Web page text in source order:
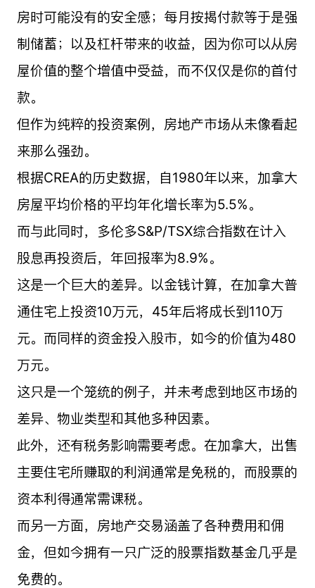
房时可能没有的安全感；每月按揭付款等于是强
制储蓄；以及杠杆带来的收益，因为你可以从房
屋价值的整个增值中受益，而不仅仅是你的首付
款。
但作为纯粹的投资案例，房地产市场从未像看起
来那么强劲。
根据CREA的历史数据，自1980年以来，加拿大
房屋平均价格的平均年化增长率为5.5%。
而与此同时，多伦多S&P/TSX综合指数在计入
股息再投资后，年回报率为8.9%。
这是一个巨大的差异。以金钱计算，在加拿大普
通住宅上投资10万元，45年后将成长到110万
元。而同样的资金投入股市，如今的价值为480
万元。
这只是一个笼统的例子，并未考虑到地区市场的
差异、物业类型和其他多种因素。
此外，还有税务影响需要考虑。在加拿大，出售
主要住宅所赚取的利润通常是免税的，而股票的
资本利得通常需课税。
而另一方面，房地产交易涵盖了各种费用和佣
金，但如今拥有一只广泛的股票指数基金几乎是
免费的。